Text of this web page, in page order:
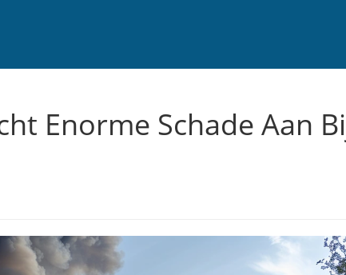
Enorme Schade Aan